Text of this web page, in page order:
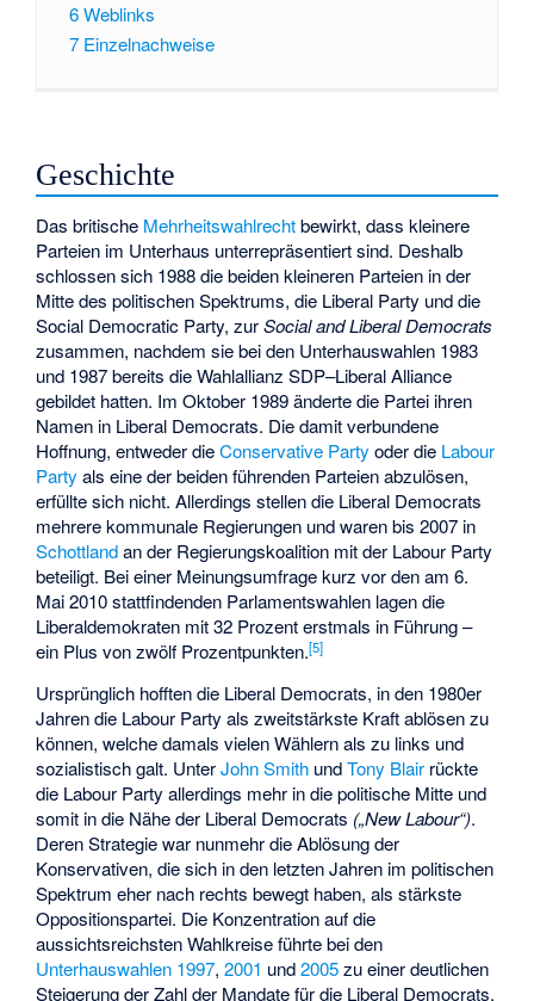
6Weblinks
7 Einzelnachweise
Geschichte
Das britische Mehrheitswahlrechtbewirkt, dass kleinere
Parteien im Unterhaus unterrepräsentiert sind. Deshalb
schlossen sich 1988 die beiden kleineren Parteien in der
Mitte des politischen Spektrums, die Liberal Party und die
Social Democratic Party, zurSocial and Liberal Democrats
zusammen, nachdem sie bei den Unterhauswahlen 1983
und 1987 bereits die WahlallianzSDP–Liberal Alliance
gebildet hatten. Im Oktober 1989 änderte die Partei ihren
Namen in Liberal Democrats. Die damit verbundene
Hoffnung, entweder dieConservative Party oder die Labour
Party als eine der beiden führenden Parteien abzulösen,
erfüllte sich nicht. Allerdings stellen die Liberal Democrats
mehrere kommunale Regierungen und waren bis 2007 in
Schottlandan der Regierungskoalition mit der Labour Party
beteiligt. Bei einer Meinungsumfrage kurz vor den am 6.
Mai 2010 stattfindenden Parlamentswahlen lagen die
Liberaldemokraten mit 32 Prozent erstmals in Führung –
ein Plus von zwölf Prozentpunkten.[5]
Ursprünglich hofften die Liberal Democrats, in den 1980er
Jahren die Labour Party als zweitstärkste Kraft ablösen zu
können, welche damals vielen Wählern als zu links und
sozialistisch galt. UnterJohn Smith undTony Blair rückte
die Labour Party allerdings mehr in die politische Mitte und
somit in die Nähe der Liberal Democrats („New Labour“).
Deren Strategie war nunmehr die Ablösung der
Konservativen, die sich in den letzten Jahren im politischen
Spektrum eher nach rechts bewegt haben, als stärkste
Oppositionspartei. Die Konzentration auf die
aussichtsreichsten Wahlkreise führte bei den
Unterhauswahlen 1997,2001 und2005zu einer deutlichen
Steigerung der Zahl der Mandate für die Liberal Democrats.